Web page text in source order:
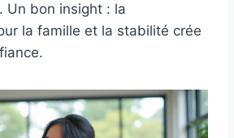
Un bon insight : la
la famille et la stabilité crée